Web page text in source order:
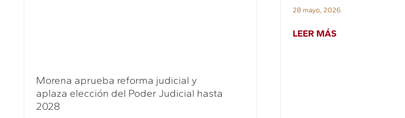
Morena aprueba reforma judicial y
aplaza elección del Poder Judicial hasta
2028
28 mayo, 2026
LEER MÁS